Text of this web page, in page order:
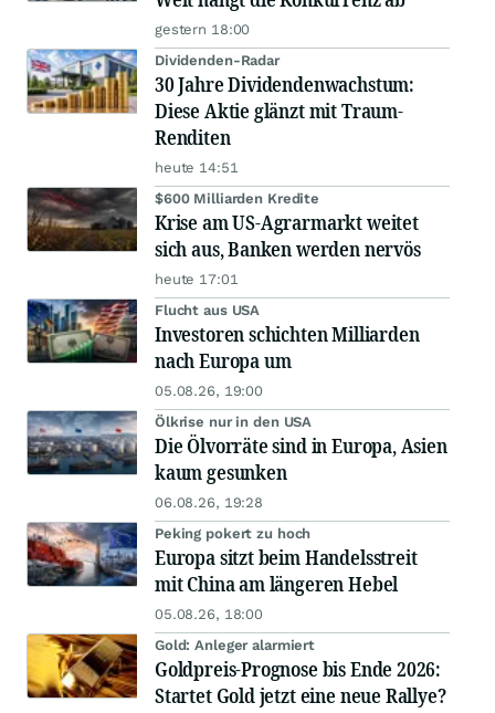
gestern 18:00
Dividenden-Radar
30 Jahre Dividendenwachstum:
Diese Aktie glänzt mit Traum-
Renditen
heute 14:51
$600 Milliarden Kredite
Krise am US-Agrarmarkt weitet
sich aus, Banken werden nervös
heute 17:01
Flucht aus USA
Investoren schichten Milliarden
nach Europa um
05.08.26, 19:00
Ölkrise nur in den USA
Die Ölvorräte sind in Europa, Asien
kaum gesunken
06.08.26, 19:28
Peking pokert zu hoch
Europa sitzt beim Handelsstreit
mit China am längeren Hebel
05.08.26, 18:00
Gold: Anleger alarmiert
Goldpreis-Prognose bis Ende 2026:
Startet Gold jetzt eine neue Rallye?